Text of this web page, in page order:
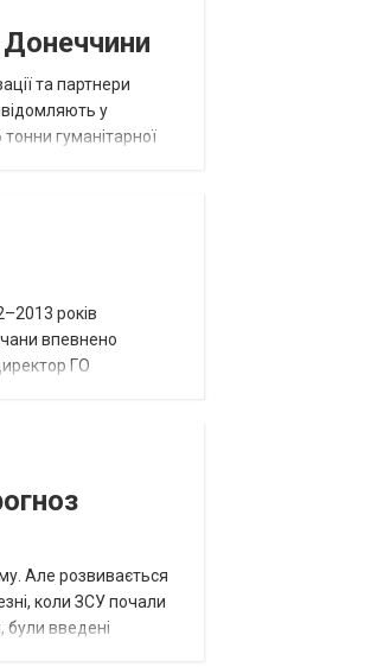
Донеччини
та партнери
у
гуманітарної
років
впевнено
ГО
Але розвивається
коли ЗСУ почали
введені